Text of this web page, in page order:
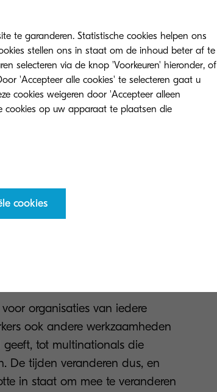
De markt verandert,
in technologie die er voor
transformatie is noodzakelijk en
Het biedt ze één
en hun
organisaties van iedere
ook andere werkzaamheden
tot multinationals die
De tijden veranderen dus, en
in staat om mee te veranderen
te garanderen. Statistische cookies helpen ons
stellen ons in staat om de inhoud beter af te
selecteren via de knop 'Voorkeuren' hieronder, of
'Accepteer alle cookies' te selecteren gaat u
cookies weigeren door 'Accepteer alleen
cookies op uw apparaat te plaatsen die
cookies